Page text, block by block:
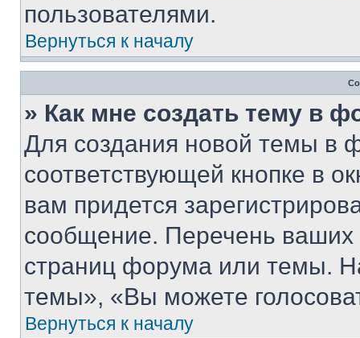
пользователями.
Вернуться к началу
» Как мне создать тему в
Для создания новой темы в
соответствующей кнопке в
вам придется
сообщение. Перечень ваших
страниц форума или темы.
темы», «Вы можете
Вернуться к началу